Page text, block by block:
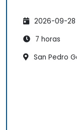
2026-09-28
7 horas
San Pedro